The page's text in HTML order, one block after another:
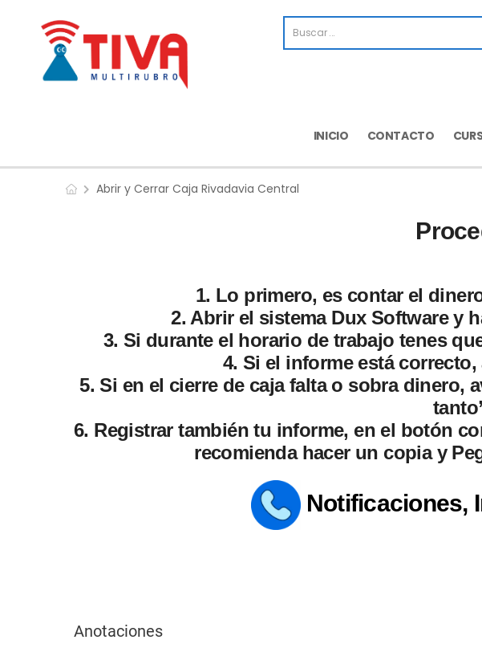
INICIO CONTACTO
Abrir y Cerrar Caja Rivadavia Central
1. Lo primero, es contar el
2. Abrir el sistema Dux Software y
3. Si durante el horario de trabajo tenes
4. Si el informe está
5. Si en el cierre de caja falta o sobra dinero,
6. Registrar también tu informe, en el botón
recomienda hacer un copia y
Notificaciones,
Anotaciones